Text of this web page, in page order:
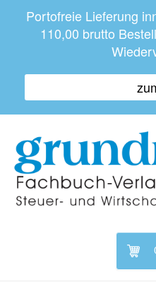
Portofreie Lieferung
110,00 brutto